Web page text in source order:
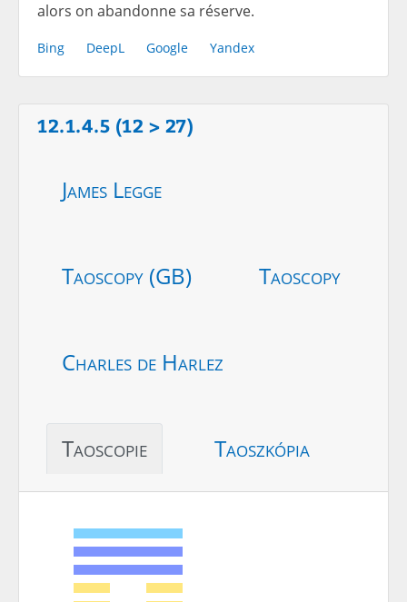
alors on abandonne sa réserve.
Bing DeepL Google Yandex
12.1.4.5 (12 > 27)
James Legge
Taoscopy (GB) Taoscopy
Charles de Harlez
Taoscopie Taoszkópia